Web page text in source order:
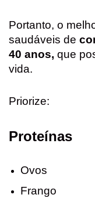
Portanto, o
saudáveis de
40 anos, que
vida.
Priorize:
Proteínas
Ovos
Frango